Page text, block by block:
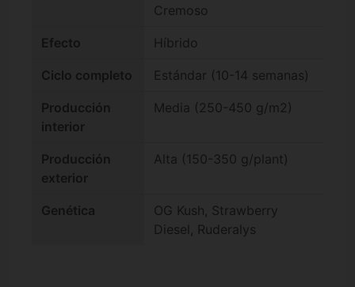
Cremoso
Efecto Híbrido
Ciclo completo Estándar (10-14 semanas)
Producción
interior
Media (250-450 g/m2)
Producción
exterior
Alta (150-350 g/plant)
Genética
OG Kush, Strawberry
Diesel, Ruderalys